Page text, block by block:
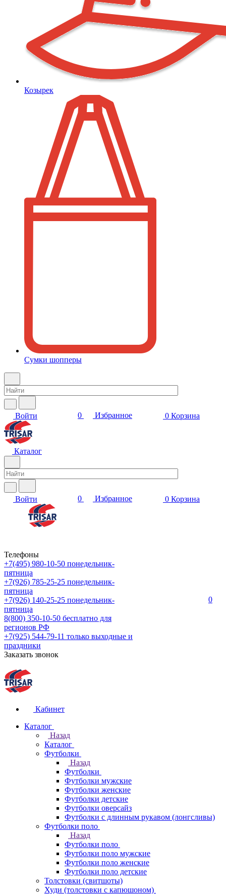
Козырек
Сумки шопперы
Войти 0 Избранное 0 Корзина
Каталог
Войти 0 Избранное 0 Корзина
Телефоны
+7(495) 980-10-50 понедельник-
пятница
+7(926) 785-25-25 понедельник-
пятница
+7(926) 140-25-25 понедельник-
пятница
8(800) 350-10-50 бесплатно для
регионов РФ
+7(925) 544-79-11 только выходные и
праздники
Заказать звонок
0
Кабинет
Каталог
Назад
Каталог
Футболки
Назад
Футболки
Футболки мужские
Футболки женские
Футболки детские
Футболки оверсайз
Футболки с длинным рукавом (лонгсливы)
Футболки поло
Назад
Футболки поло
Футболки поло мужские
Футболки поло женские
Футболки поло детские
Толстовки (свитшоты)
Худи (толстовки с капюшоном)